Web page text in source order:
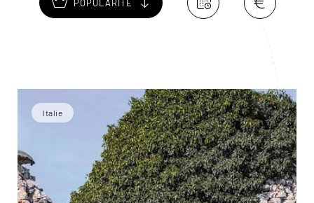
médiéval est assez déroutante : ses maisons
agglomérées entre elles semblent souvent les répliques
POPULARITÉ
Italie